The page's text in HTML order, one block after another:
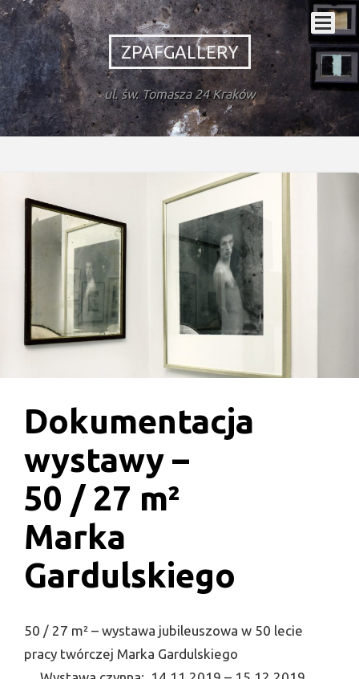
ZPAFGALLERY
ul. św. Tomasza 24 Kraków
Dokumentacja
wystawy –
50 / 27 m²
Marka
Gardulskiego
50 / 27 m² – wystawa jubileuszowa w 50 lecie
pracy twórczej Marka Gardulskiego